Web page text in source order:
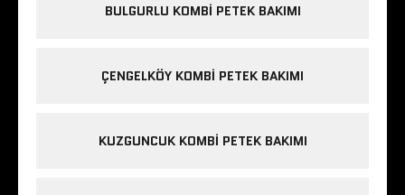
BULGURLU KOMBI PETEK BAKIMI
ÇENGELKÖY KOMBI PETEK BAKIMI
KUZGUNCUK KOMBI PETEK BAKIMI